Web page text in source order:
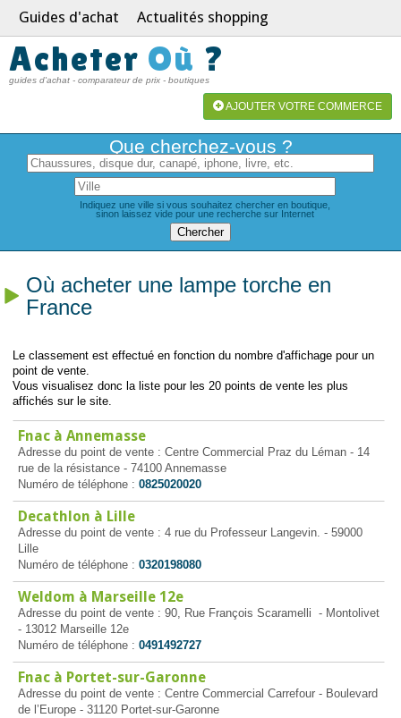
Guides d'achat Actualités shopping
Acheter Où ?
guides d'achat - comparateur de prix - boutiques
AJOUTER VOTRE COMMERCE
Que cherchez-vous ?
Indiquez une ville si vous souhaitez chercher en boutique,
sinon laissez vide pour une recherche sur Internet
Où acheter une lampe torche en
France
Le classement est effectué en fonction du nombre d'affichage pour un
point de vente.
Vous visualisez donc la liste pour les 20 points de vente les plus
affichés sur le site.
Fnac à Annemasse
Adresse du point de vente : Centre Commercial Praz du Léman - 14
rue de la résistance - 74100 Annemasse
Numéro de téléphone : 0825020020
Decathlon à Lille
Adresse du point de vente : 4 rue du Professeur Langevin. - 59000
Lille
Numéro de téléphone : 0320198080
Weldom à Marseille 12e
Adresse du point de vente : 90, Rue François Scaramelli - Montolivet
- 13012 Marseille 12e
Numéro de téléphone : 0491492727
Fnac à Portet-sur-Garonne
Adresse du point de vente : Centre Commercial Carrefour - Boulevard
de l’Europe - 31120 Portet-sur-Garonne